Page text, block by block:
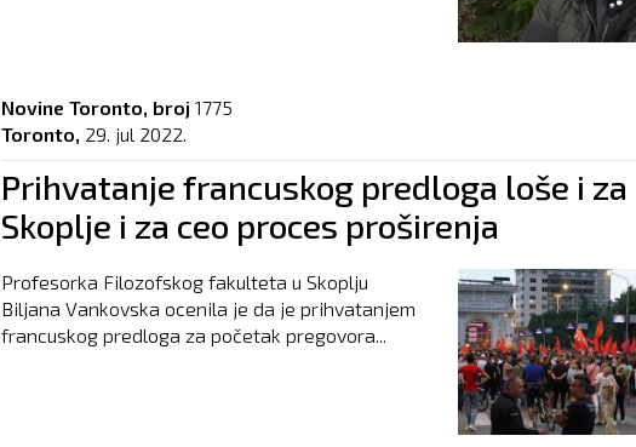
Novine Toronto, broj 1775
Toronto, 29. jul 2022.
Prihvatanje francuskog predloga loše i za
Skoplje i za ceo proces proširenja
Profesorka Filozofskog fakulteta u Skoplju
Biljana Vankovska ocenila je da je prihvatanjem
francuskog predloga za početak pregovora...